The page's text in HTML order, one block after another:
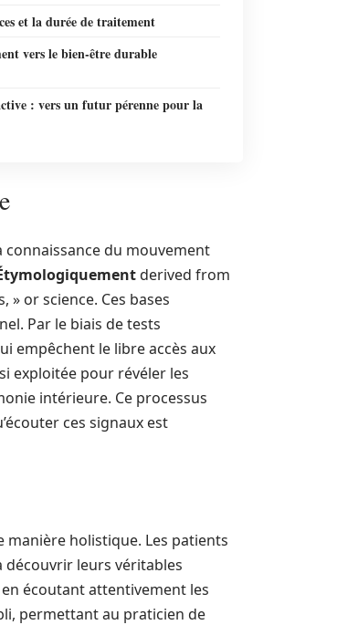
et la durée de traitement
vers le bien-être durable
: vers un futur pérenne pour la
du mouvement
derived from
or science. Ces bases
Par le biais de tests
empêchent le libre accès aux
exploitée pour révéler les
intérieure. Ce processus
ces signaux est
manière holistique. Les patients
découvrir leurs véritables
écoutant attentivement les
permettant au praticien de